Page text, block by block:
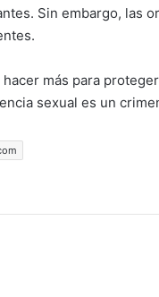
Sin embargo, las
más para
sexual es un